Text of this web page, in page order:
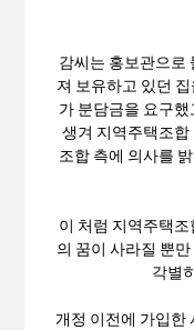
감씨는 홍보관으로
져 보유하고 있던
가 분담금을 요구
생겨 지역주택조
조합 측에 의사를
이 처럼 지역주택
의 꿈이 사라질 뿐
각별
개정 이전에 가입한